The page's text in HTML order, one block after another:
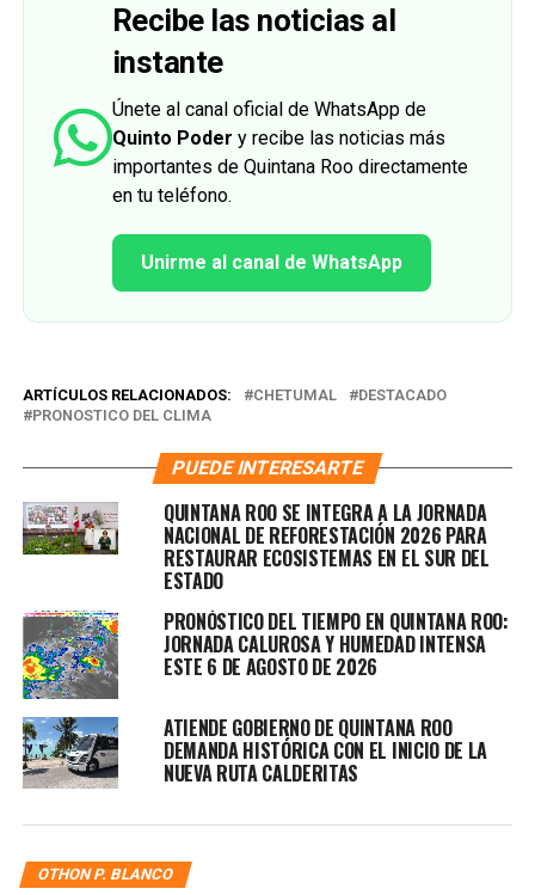
Recibe las noticias al
instante
Únete al canal oficial de WhatsApp de
Quinto Poder y recibe las noticias más
importantes de Quintana Roo directamente
en tu teléfono.
Unirme al canal de WhatsApp
ARTÍCULOS RELACIONADOS: CHETUMAL
DESTACADO
PRONOSTICO DEL CLIMA
PUEDE INTERESARTE
QUINTANA ROO SE INTEGRA A LA JORNADA
NACIONAL DE REFORESTACIÓN 2026 PARA
RESTAURAR ECOSISTEMAS EN EL SUR DEL
ESTADO
PRONÓSTICO DEL TIEMPO EN QUINTANA ROO:
JORNADA CALUROSA Y HUMEDAD INTENSA
ESTE 6 DE AGOSTO DE 2026
ATIENDE GOBIERNO DE QUINTANA ROO
DEMANDA HISTÓRICA CON EL INICIO DE LA
NUEVA RUTA CALDERITAS
OTHON P. BLANCO